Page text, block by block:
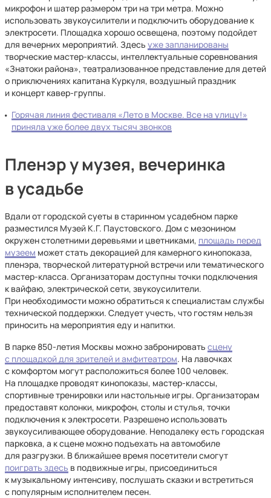
микрофон и шатер размером три на три метра. Можно
использовать звукоусилители и подключить оборудование к
электросети. Площадка хорошо освещена, поэтому подойдет
для вечерних мероприятий. Здесь уже запланированы
творческие мастер-классы, интеллектуальные соревнования
«Знатоки района», театрализованное представление для детей
о приключениях капитана Куркуля, воздушный праздник
и концерт кавер-группы.
Горячая линия фестиваля «Лето в Москве. Все на улицу!»
приняла уже более двух тысяч звонков
Пленэр у музея, вечеринка
в усадьбе
Вдали от городской суеты в старинном усадебном парке
разместился Музей К.Г. Паустовского. Дом с мезонином
окружен столетними деревьями и цветниками, площадь перед
музеем может стать декорацией для камерного кинопоказа,
пленэра, творческой литературной встречи или тематического
мастер-класса. Организаторам доступны точки подключения
к вайфаю, электрической сети, звукоусилители.
При необходимости можно обратиться к специалистам службы
технической поддержки. Следует учесть, что гостям нельзя
приносить на мероприятия еду и напитки.
В парке 850-летия Москвы можно забронировать сцену
с площадкой для зрителей и амфитеатром. На лавочках
с комфортом могут расположиться более 100 человек.
На площадке проводят кинопоказы, мастер-классы,
спортивные тренировки или настольные игры. Организаторам
предоставят колонки, микрофон, столы и стулья, точки
подключения к электросети. Разрешено использовать
звукоусиливающее оборудование. Неподалеку есть городская
парковка, а к сцене можно подъехать на автомобиле
для разгрузки. В ближайшее время посетители смогут
поиграть здесь в подвижные игры, присоединиться
к музыкальному интенсиву, послушать сказки и встретиться
с популярным исполнителем песен.